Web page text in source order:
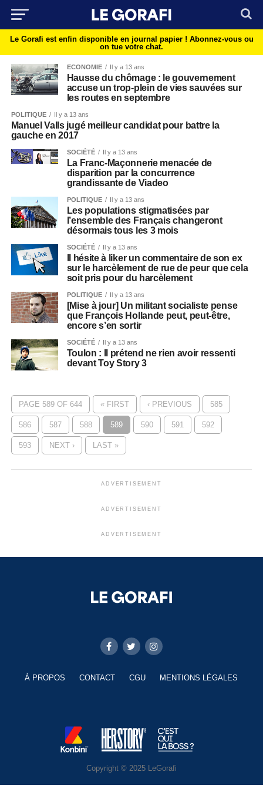
Le Gorafi est enfin disponible en journal papier ! Abonnez-vous ou
on tue votre chat.
ECONOMIE Il y a 13 ans
Hausse du chômage : le gouvernement
accuse un trop-plein de vies sauvées sur
les routes en septembre
POLITIQUE Il y a 13 ans
Manuel Valls jugé meilleur candidat pour battre la
gauche en 2017
SOCIÉTÉ Il y a 13 ans
La Franc-Maçonnerie menacée de
disparition par la concurrence
grandissante de Viadeo
POLITIQUE Il y a 13 ans
Les populations stigmatisées par
l’ensemble des Français changeront
désormais tous les 3 mois
SOCIÉTÉ Il y a 13 ans
Il hésite à liker un commentaire de son ex
sur le harcèlement de rue de peur que cela
soit pris pour du harcèlement
POLITIQUE Il y a 13 ans
[Mise à jour] Un militant socialiste pense
que François Hollande peut, peut-être,
encore s’en sortir
SOCIÉTÉ Il y a 13 ans
Toulon : Il prétend ne rien avoir ressenti
devant Toy Story 3
PAGE 589 OF 644 « FIRST ‹ PREVIOUS 585
586 587 588 589 590 591 592
593 NEXT › LAST »
ADVERTISEMENT
ADVERTISEMENT
ADVERTISEMENT
À PROPOS CONTACT CGU MENTIONS LÉGALES
Copyright © 2025 LeGorafi